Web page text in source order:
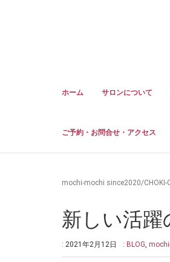
ホーム サロンについて
ご予約・お問合せ・アクセス
mochi-mochi since2020/CHOKI-
新しい活躍
: 2021年2月12日 : BLOG,